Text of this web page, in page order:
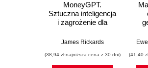
MoneyGPT.
Sztuczna inteligencja
i zagrożenie dla
James Rickards
(38,94 zł najniższa cena z 30 dni) (41,40